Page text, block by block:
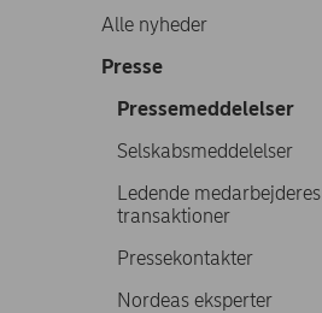
Alle nyheder
Presse
Pressemeddelelser
Selskabsmeddelelser
Ledende medarbejderes
transaktioner
Pressekontakter
Nordeas eksperter